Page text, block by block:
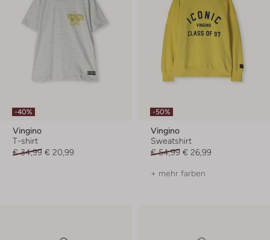
-40%
Vingino
T-shirt
€ 34,99 € 20,99
-50%
Vingino
Sweatshirt
€ 54,99 € 26,99
+ mehr farben